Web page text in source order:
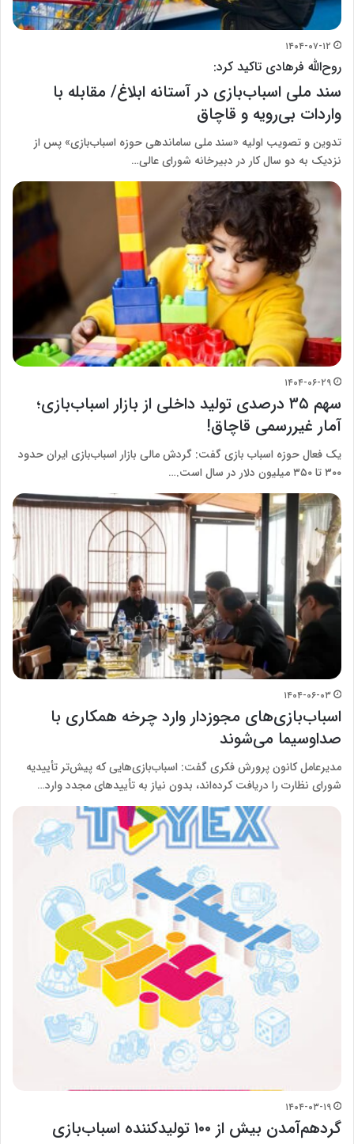
۱۴۰۴-۰۷-۱۲
روح‌الله فرهادی تاکید کرد:
سند ملی اسباب‌بازی در آستانه ابلاغ/ مقابله با
واردات بی‌رویه و قاچاق
تدوین و تصویب اولیه «سند ملی ساماندهی حوزه اسباب‌بازی» پس از
نزدیک به دو سال کار در دبیرخانه شورای عالی…
۱۴۰۴-۰۶-۲۹
سهم ۳۵ درصدی تولید داخلی از بازار اسباب‌بازی؛
آمار غیررسمی قاچاق!
یک فعال حوزه اسباب بازی گفت: گردش مالی بازار اسباب‌بازی ایران حدود
۳۰۰ تا ۳۵۰ میلیون دلار در سال است.…
۱۴۰۴-۰۶-۰۳
اسباب‌بازی‌های مجوزدار وارد چرخه همکاری با
صداوسیما می‌شوند
مدیرعامل کانون پرورش فکری گفت: اسباب‌بازی‌هایی که پیش‌تر تأییدیه
شورای نظارت را دریافت کرده‌اند، بدون نیاز به تأییدهای مجدد وارد…
۱۴۰۴-۰۳-۱۹
گردهم‌آمدن بیش از ۱۰۰ تولیدکننده اسباب‌بازی